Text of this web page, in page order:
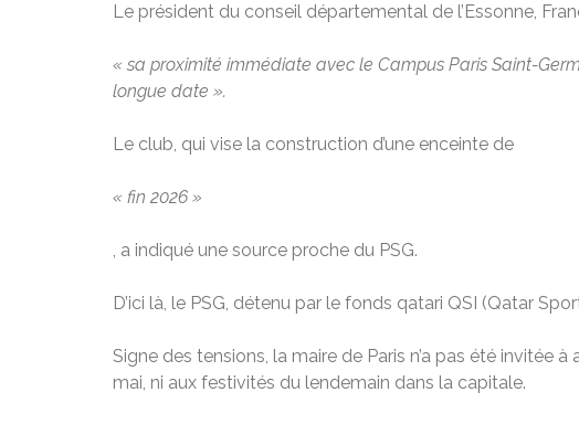
Le président du conseil départemental de l’Essonne,
« sa proximité immédiate avec le Campus Paris Saint-
longue date ».
Le club, qui vise la construction d’une enceinte de
« fin 2026 »
, a indiqué une source proche du PSG.
D’ici là, le PSG, détenu par le fonds qatari QSI (Qatar
Signe des tensions, la maire de Paris n’a pas été invitée
mai, ni aux festivités du lendemain dans la capitale.